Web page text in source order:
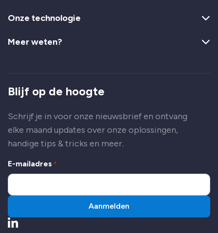
Onze technologie
Meer weten?
Blijf op de hoogte
Schrijf je in voor onze nieuwsbrief en ontvang
elke maand updates over onze oplossingen,
handige tips & tricks en meer.
E-mailadres *
Aanmelden
Ga naar LinkedIn